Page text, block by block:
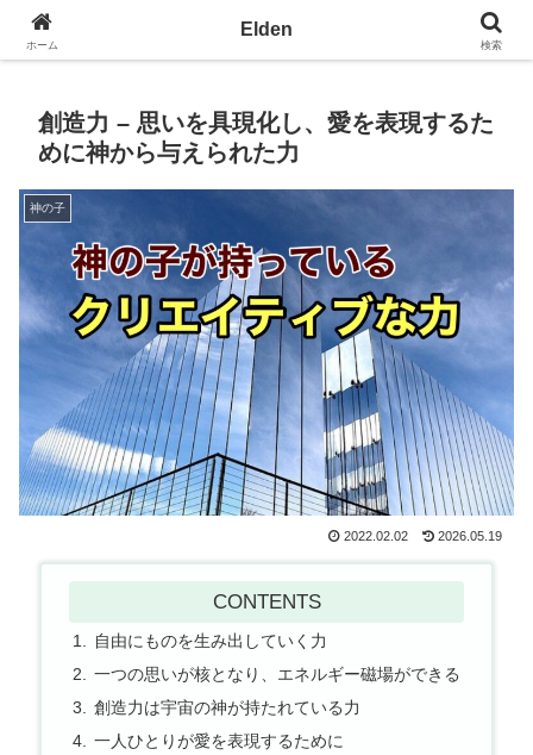
光の園エルデン - 地球を愛の星へ
創造力 – 思いを具現化し、愛を表現するた
めに神から与えられた力
神の子
2022.02.02 2026.05.19
CONTENTS
自由にものを生み出していく力
一つの思いが核となり、エネルギー磁場ができる
創造力は宇宙の神が持たれている力
一人ひとりが愛を表現するために
ホーム
Elden
検索